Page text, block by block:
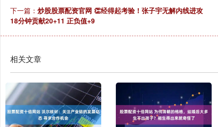
下一篇： 炒股股票配资官网 👏经得起考验！张子宇无解内线进攻
18分钟贡献20+11 正负值+9
相关文章